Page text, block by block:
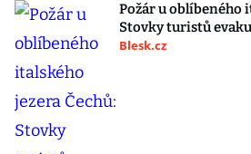
Požár u oblíbeného
Stovky turistů
Blesk.cz